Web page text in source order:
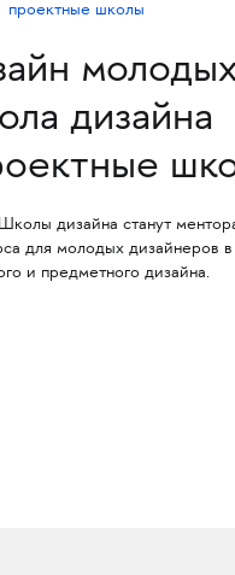
дизайна
дизайна станут
для молодых дизайнеров
и предметного дизайна.